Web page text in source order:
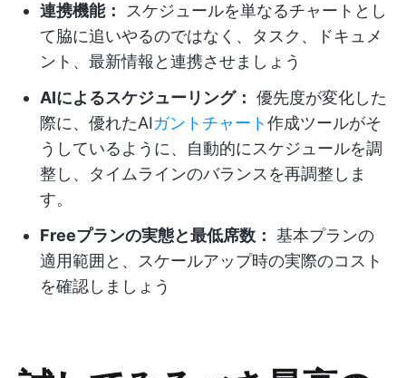
連携機能：
スケジュールを単なるチャートとし
て脇に追いやるのではなく、タスク、ドキュメ
ント、最新情報と連携させましょう
AIによるスケジューリング： 優先度が変化した
際に、優れたAIガントチャート作成ツールがそ
うしているように、自動的にスケジュールを調
整し、タイムラインのバランスを再調整しま
す。
Freeプランの実態と最低席数： 基本プランの
適用範囲と、スケールアップ時の実際のコスト
を確認しましょう